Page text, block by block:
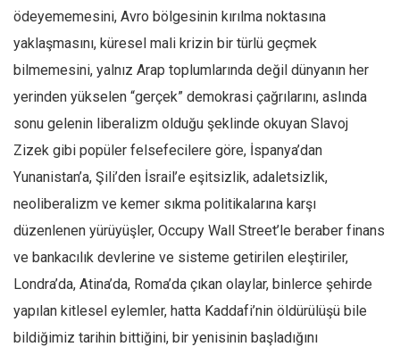
ödeyememesini, Avro bölgesinin kırılma noktasına
yaklaşmasını, küresel mali krizin bir türlü geçmek
bilmemesini, yalnız Arap toplumlarında değil dünyanın her
yerinden yükselen “gerçek” demokrasi çağrılarını, aslında
sonu gelenin liberalizm olduğu şeklinde okuyan Slavoj
Zizek gibi popüler felsefecilere göre, İspanya’dan
Yunanistan’a, Şili’den İsrail’e eşitsizlik, adaletsizlik,
neoliberalizm ve kemer sıkma politikalarına karşı
düzenlenen yürüyüşler, Occupy Wall Street’le beraber finans
ve bankacılık devlerine ve sisteme getirilen eleştiriler,
Londra’da, Atina’da, Roma’da çıkan olaylar, binlerce şehirde
yapılan kitlesel eylemler, hatta Kaddafi’nin öldürülüşü bile
bildiğimiz tarihin bittiğini, bir yenisinin başladığını